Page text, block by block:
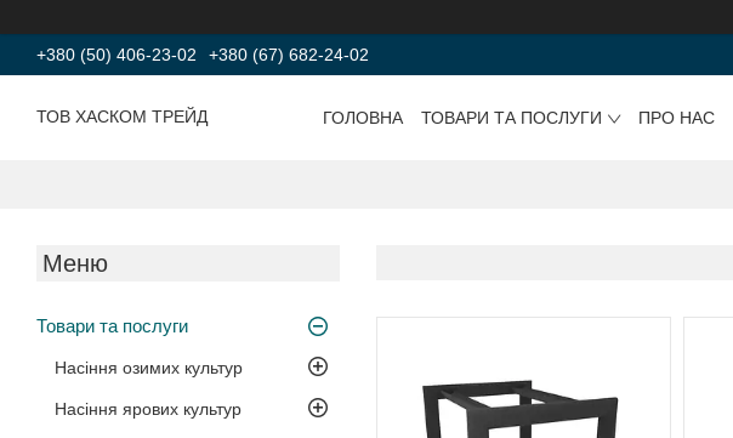
+380 (50) 406-23-02 +380 (67) 682-24-02
ТОВ ХАСКОМ ТРЕЙД ГОЛОВНА ТОВАРИ ТА ПОСЛУГИ ПРО НАС
Товари та послуги
Насіння озимих культур
Насіння ярових культур